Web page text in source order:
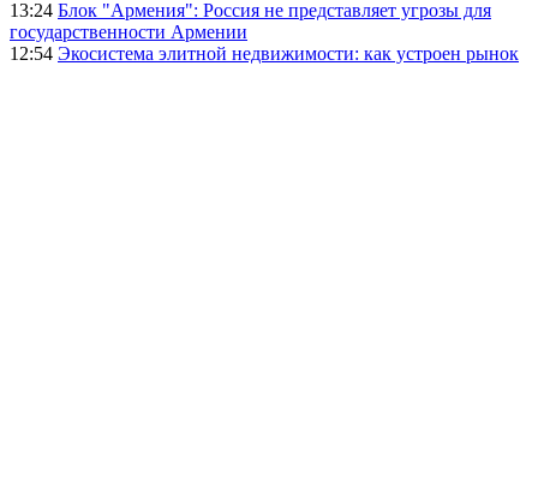
13:24 Блок "Армения": Россия не представляет угрозы для
государственности Армении
12:54 Экосистема элитной недвижимости: как устроен рынок